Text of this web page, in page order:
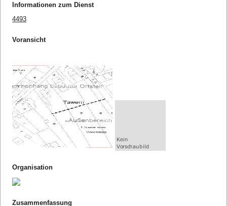
Informationen zum Dienst
4493
Voransicht
Organisation
Zusammenfassung